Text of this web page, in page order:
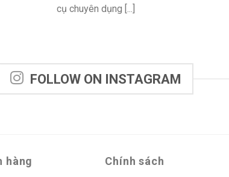
cụ chuyên dụng [...]
FOLLOW ON INSTAGRAM
hàng Chính sách